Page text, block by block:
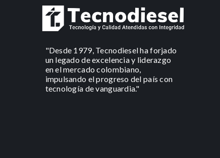
"Desde 1979, Tecnodiesel ha forjado
un legado de excelencia y liderazgo
en el mercado colombiano,
impulsando el progreso del país con
tecnología de vanguardia."